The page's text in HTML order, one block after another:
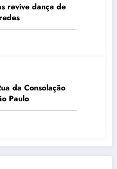
revive dança de
da Consolação
Paulo